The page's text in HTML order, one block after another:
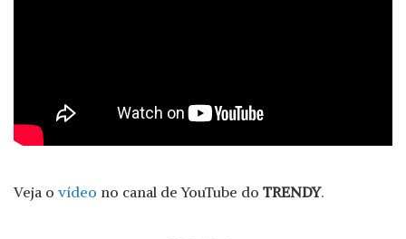
Veja o vídeo no canal de YouTube do TRENDY.